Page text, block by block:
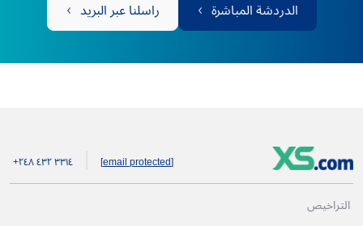
الدردشة المباشرة
راسلنا عبر البريد
[email protected] +۲٤۸ ٤۳۲ ۳۳۱٤
التراخيص